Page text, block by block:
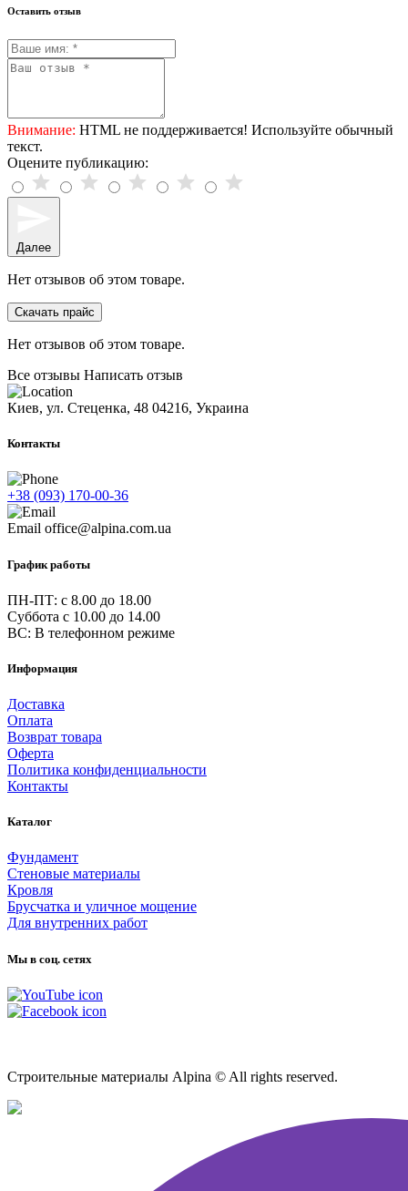
Оставить отзыв
Внимание: HTML не поддерживается! Используйте обычный
текст.
Оцените публикацию:
Далее
Нет отзывов об этом товаре.
Скачать прайс
Нет отзывов об этом товаре.
Все отзывы Написать отзыв
Киев, ул. Стеценка, 48 04216, Украина
Контакты
+38 (093) 170-00-36
Email office@alpina.com.ua
График работы
ПН-ПТ: c 8.00 до 18.00
Суббота с 10.00 до 14.00
ВС: В телефонном режиме
Информация
Доставка
Оплата
Возврат товара
Оферта
Политика конфиденциальности
Контакты
Каталог
Фундамент
Стеновые материалы
Кровля
Брусчатка и уличное мощение
Для внутренних работ
Мы в соц. сетях
Строительные материалы Alpina © All rights reserved.